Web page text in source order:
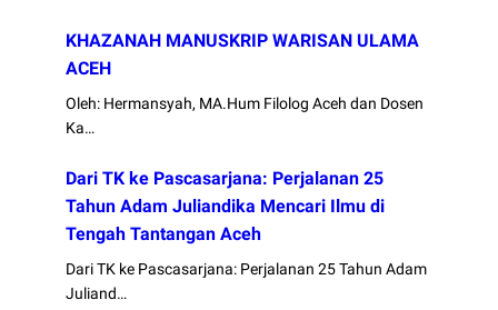
KHAZANAH MANUSKRIP WARISAN ULAMA
ACEH
Oleh: Hermansyah, MA.Hum Filolog Aceh dan Dosen
Ka…
Dari TK ke Pascasarjana: Perjalanan 25
Tahun Adam Juliandika Mencari Ilmu di
Tengah Tantangan Aceh
Dari TK ke Pascasarjana: Perjalanan 25 Tahun Adam
Juliand…